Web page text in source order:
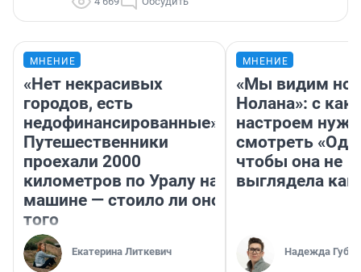
МНЕНИЕ
«Нет некрасивых
городов, есть
недофинансированные».
Путешественники
проехали 2000
километров по Уралу на
машине — стоило ли оно
того
Екатерина Литкевич
МНЕНИЕ
«Мы видим
Нолана»: с
настроем
смотреть
чтобы она не
выглядела как
Надежда